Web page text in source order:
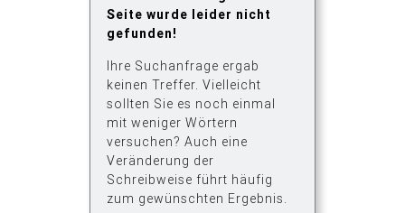
Seite wurde leider nicht
gefunden!
Ihre Suchanfrage ergab
keinen Treffer. Vielleicht
sollten Sie es noch einmal
mit weniger Wörtern
versuchen? Auch eine
Veränderung der
Schreibweise führt häufig
zum gewünschten Ergebnis.